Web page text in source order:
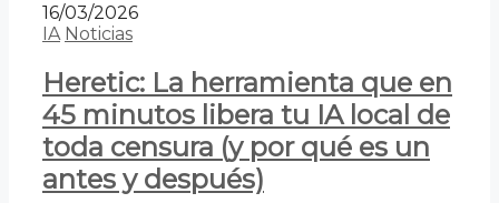
16/03/2026
IA Noticias
Heretic: La herramienta que en
45 minutos libera tu IA local de
toda censura (y por qué es un
antes y después)